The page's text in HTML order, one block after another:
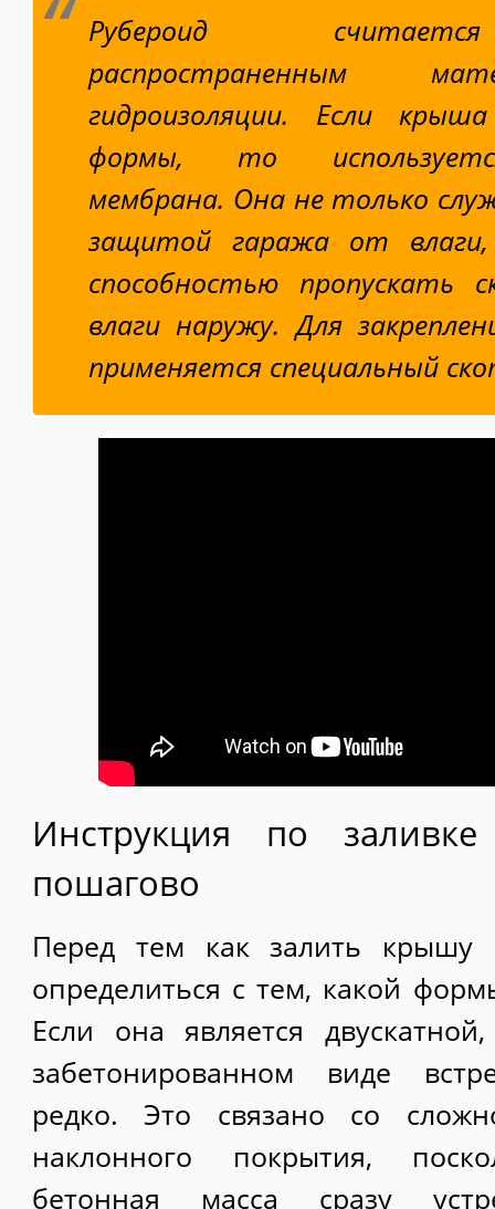
Рубероид
распространенным
гидроизоляции. Если
формы, то
мембрана. Она не только
защитой гаража от
способностью пропускать
влаги наружу. Для
применяется специальный
Инструкция по
пошагово
Перед тем как залить крышу
определиться с тем, какой
Если она является
забетонированном виде
редко. Это связано со
наклонного покрытия,
бетонная масса сразу